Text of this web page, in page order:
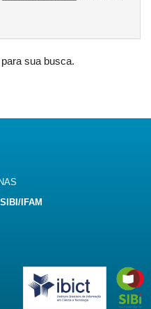
sua busca.
IFAM